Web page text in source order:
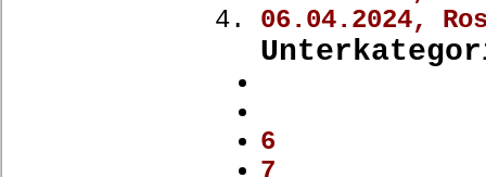
06.04.2024,
6
7